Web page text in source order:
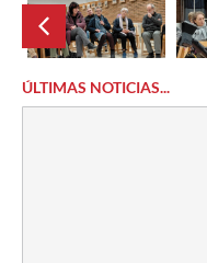
ÚLTIMAS NOTICIAS...